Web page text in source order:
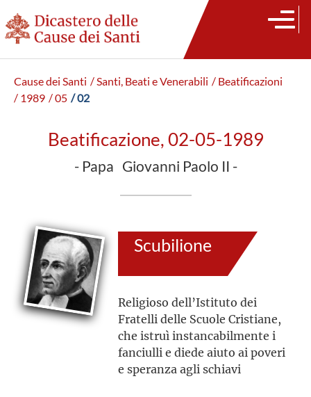
Cause dei Santi / Santi, Beati e Venerabili / Beatificazioni
/ 1989 / 05 / 02
Beatificazione, 02-05-1989
- Papa Giovanni Paolo II -
Scubilione
Religioso dell’Istituto dei
Fratelli delle Scuole Cristiane,
che istruì instancabilmente i
fanciulli e diede aiuto ai poveri
e speranza agli schiavi